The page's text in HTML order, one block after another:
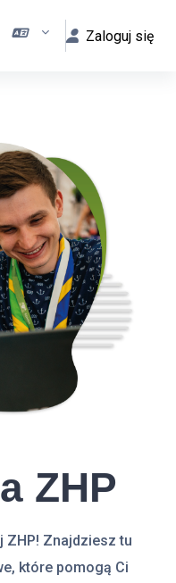
wyszukiwarki
Zaloguj się
ZHP
ZHP! Znajdziesz tu
które pomogą Ci